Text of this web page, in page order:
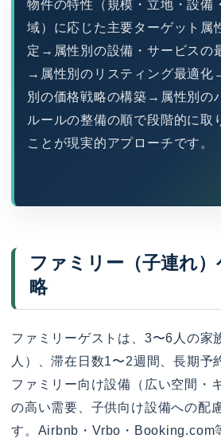
物件の特性（規模・立地・設備
域）に応じた主要ターゲット属
定→属性別の設備・サービスの
→属性別のリスティング最適化
別の価格戦略の構築→属性別の
ルールの整備の順で段階的に取
ことが現実的アプローチです。
ファミリー（子連れ
略
ファミリーゲストは、3〜6人の家
人）、滞在日数1〜2週間、長期予
ファミリー向け設備（広い空間・
の高い需要、子供向け設備への配
す。Airbnb・Vrbo・Booking.com